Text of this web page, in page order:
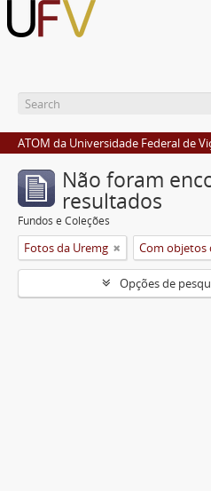
ATOM da Universidade Federal de
Não foram
resultados
Fundos e Coleções
Fotos da Uremg Com objetos
Opções de